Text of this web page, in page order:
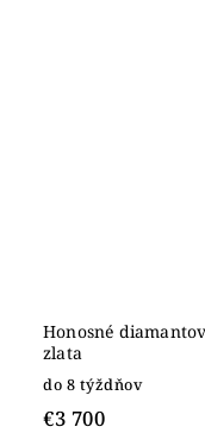
Honosné
zlata
do 8 týždňov
€3 700